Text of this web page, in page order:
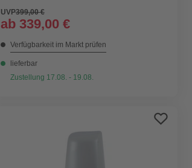
UVP399,00 €
ab 339,00 €
Verfügbarkeit im Markt prüfen
lieferbar
Zustellung 17.08. - 19.08.